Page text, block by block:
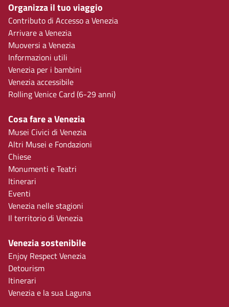
Organizza il tuo viaggio
Contributo di Accesso a Venezia
Arrivare a Venezia
Muoversi a Venezia
Informazioni utili
Venezia per i bambini
Venezia accessibile
Rolling Venice Card (6-29 anni)
Cosa fare a Venezia
Musei Civici di Venezia
Altri Musei e Fondazioni
Chiese
Monumenti e Teatri
Itinerari
Eventi
Venezia nelle stagioni
Il territorio di Venezia
Venezia sostenibile
Enjoy Respect Venezia
Detourism
Itinerari
Venezia e la sua Laguna